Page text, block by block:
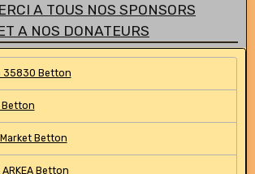
A TOUS NOS SPONSORS
A NOS DONATEURS
35830 Betton
Betton
Betton
Betton